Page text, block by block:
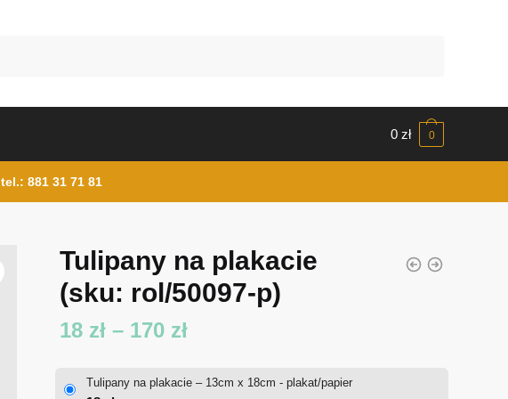
0 zł 0
tel.: 881 31 71 81
Tulipany na plakacie
(sku: rol/50097-p)
18 zł – 170 złZakres
Tulipany na plakacie – 13cm x 18cm - plakat/papier